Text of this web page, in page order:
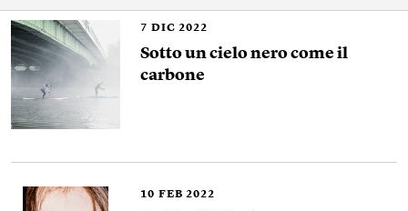
7 DIC 2022
Sotto un cielo nero come il
carbone
10 FEB 2022